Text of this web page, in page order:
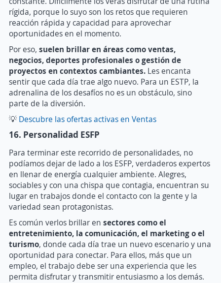
rígida, porque lo suyo son los retos que requieren
reacción rápida y capacidad para aprovechar
oportunidades en el momento.
Por eso, suelen brillar en áreas como ventas,
negocios, deportes profesionales o gestión de
proyectos en contextos cambiantes. Les encanta
sentir que cada día trae algo nuevo. Para un ESTP, la
adrenalina de los desafíos no es un obstáculo, sino
parte de la diversión.
💡 Descubre las ofertas activas en Ventas
16. Personalidad ESFP
Para terminar este recorrido de personalidades, no
podíamos dejar de lado a los ESFP, verdaderos expertos
en llenar de energía cualquier ambiente. Alegres,
sociables y con una chispa que contagia, encuentran su
lugar en trabajos donde el contacto con la gente y la
variedad sean protagonistas.
Es común verlos brillar en sectores como el
entretenimiento, la comunicación, el marketing o el
turismo, donde cada día trae un nuevo escenario y una
oportunidad para conectar. Para ellos, más que un
empleo, el trabajo debe ser una experiencia que les
permita disfrutar y transmitir entusiasmo a los demás.